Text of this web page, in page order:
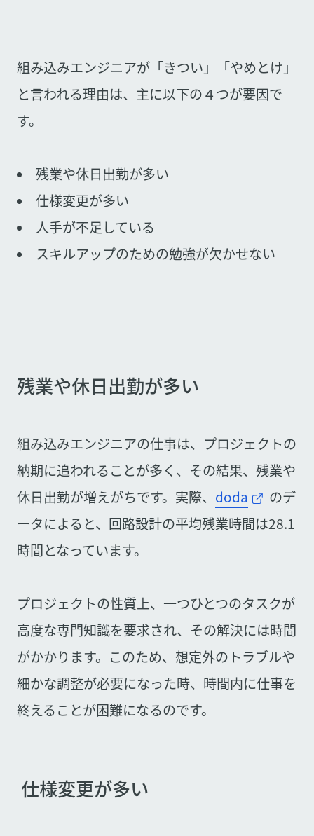
組み込みエンジニアが「きつい」「やめとけ」
と言われる理由は、主に以下の４つが要因で
す。
残業や休日出勤が多い
仕様変更が多い
人手が不足している
スキルアップのための勉強が欠かせない
残業や休日出勤が多い
組み込みエンジニアの仕事は、プロジェクトの
納期に追われることが多く、その結果、残業や
休日出勤が増えがちです。実際、 doda
のデ
ータによると、回路設計の平均残業時間は28.1
時間となっています。
プロジェクトの性質上、一つひとつのタスクが
高度な専門知識を要求され、その解決には時間
がかかります。このため、想定外のトラブルや
細かな調整が必要になった時、時間内に仕事を
終えることが困難になるのです。
仕様変更が多い